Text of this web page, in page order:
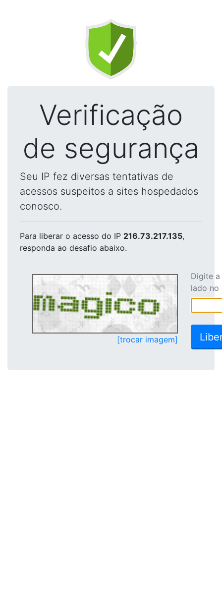
Verificação
de segurança
Seu IP fez diversas tentativas de
acessos suspeitos a sites hospedados
conosco.
Para liberar o acesso do IP 216.73.217.135,
responda ao desafio abaixo.
[trocar imagem]
Digite
lado no